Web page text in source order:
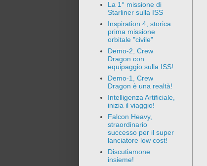
La 1° missione di
Starliner sulla ISS
Inspiration 4, storica
prima missione
orbitale "civile"
Demo-2, Crew
Dragon con
equipaggio sulla ISS!
Demo-1, Crew
Dragon è una realtà!
Intelligenza Artificiale,
inizia il viaggio!
Falcon Heavy,
straordinario
successo per il super
lanciatore low cost!
Discutiamone
insieme!